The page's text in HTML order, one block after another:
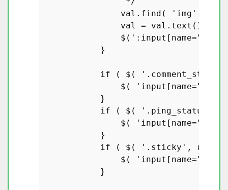
                val.
find ( 'img'
                val = val.
text ();
                $(
':input[name="'
            }
if ( $( '.comment_status'
                $(
            }
if ( $( '.ping_status'
                $(
            }
if ( $( '.sticky' ,
                $(
            }